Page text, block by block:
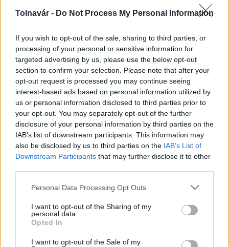
Tolnavár - Do Not Process My Personal Information
If you wish to opt-out of the sale, sharing to third parties, or
processing of your personal or sensitive information for
targeted advertising by us, please use the below opt-out
section to confirm your selection. Please note that after your
opt-out request is processed you may continue seeing
interest-based ads based on personal information utilized by
us or personal information disclosed to third parties prior to
your opt-out. You may separately opt-out of the further
disclosure of your personal information by third parties on the
IAB’s list of downstream participants. This information may
also be disclosed by us to third parties on the IAB’s List of
Downstream Participants that may further disclose it to other
Please note that this website/app uses one or more Google
not limited to your visit or usage behaviour. You may click to
grant or deny consent to Google and its third-party tags to
use your data for below specified purposes in below Google
consent section.
Personal Data Processing Opt Outs
I want to opt-out of the Sharing of my
personal data.
Opted In
I want to opt-out of the Sale of my
LEGFRISSEBB
Országos hírek
Megérkezett az eső a Duna vízgyűjtőjére
Országos hírek
KECSKEMÉTEN IS SZAKIRÁNYÚ
EGYETEM
Országos hírek
SZÚNYOGINVÁZIÓ ELKERÜLÉSÉBEN